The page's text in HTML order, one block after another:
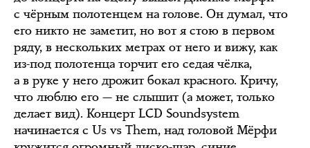
с чёрным полотенцем на голове. Он думал, что
его никто не заметит, но вот я стою в первом
ряду, в нескольких метрах от него и вижу, как
из-под полотенца торчит его седая чёлка,
а в руке у него дрожит бокал красного. Кричу,
что люблю его — не слышит (а может, только
делает вид). Концерт LCD Soundsystem
начинается c Us vs Them, над головой Мёрфи